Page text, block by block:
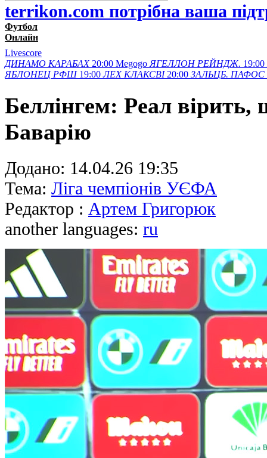
terrikon.com потрібна ваша
Футбол
Онлайн
Livescore
ДИНАМО КАРАБАХ 20:00 Megogo ЯГЕЛЛОН РЕЙНДЖ. 19:00
ЯБЛОНЕЦ РФШ 19:00 ЛЕХ КЛАКСВІ 20:00 ЗАЛЬЦБ. ПАФОС
Беллінгем: Реал
Баварію
Додано: 14.04.26 19:35
Тема: Ліга чемпіонів УЄФА
Редактор : Артем Григорюк
another languages: ru